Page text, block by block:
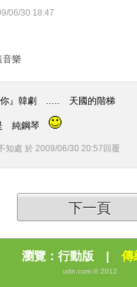
/06/30 18:47
音樂
你』韓劇 ..... 天國的階梯
純鋼琴
知處 於 2009/06/30 20:57 回覆
下一頁
瀏覽： 行動版 | 傳
udn.com © 2012